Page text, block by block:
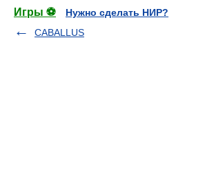
Игры ⚽
Нужно сделать НИР?
CABALLUS